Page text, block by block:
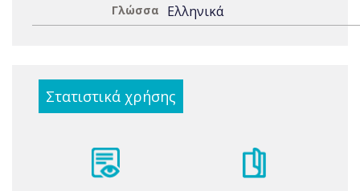
Γλώσσα Ελληνικά
Στατιστικά χρήσης